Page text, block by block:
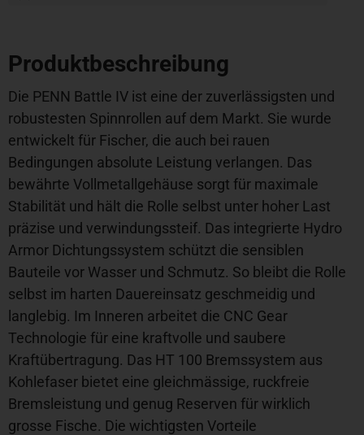
Produktbeschreibung
Die PENN Battle IV ist eine der zuverlässigsten und
robustesten Spinnrollen auf dem Markt. Sie wurde
entwickelt für Fischer, die auch bei rauen
Bedingungen absolute Leistung verlangen. Das
bewährte Vollmetallgehäuse sorgt für maximale
Stabilität und hält die Rolle selbst unter hoher Last
präzise und verwindungssteif. Das integrierte Hydro
Armor Dichtungssystem schützt die sensiblen
Bauteile vor Wasser und Schmutz. So bleibt die Rolle
selbst im harten Dauereinsatz geschmeidig und
langlebig. Im Inneren arbeitet die CNC Gear
Technologie für eine kraftvolle und saubere
Kraftübertragung. Das HT 100 Bremssystem aus
Kohlefaser bietet eine gleichmässige, ruckfreie
Bremsleistung und genug Reserven für wirklich
grosse Fische. Die wichtigsten Vorteile